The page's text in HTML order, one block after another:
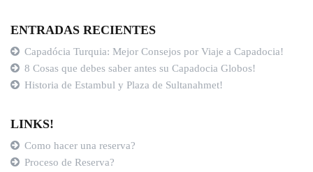
ENTRADAS RECIENTES
Capadócia Turquia: Mejor Consejos por Viaje a Capadocia!
8 Cosas que debes saber antes su Capadocia Globos!
Historia de Estambul y Plaza de Sultanahmet!
LINKS!
Como hacer una reserva?
Proceso de Reserva?